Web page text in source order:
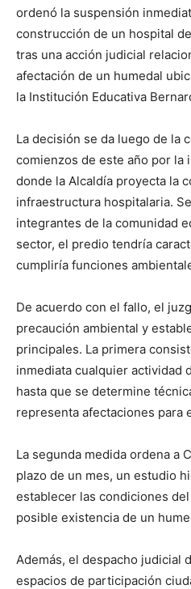
ordenó la suspensión
construcción de un hospital
tras una acción judicial
afectación de un humedal
la Institución Educativa
La decisión se da luego de la
comienzos de este año por
donde la Alcaldía proyecta la
infraestructura hospitalaria.
integrantes de la comunidad
sector, el predio tendría
cumpliría funciones
De acuerdo con el fallo, el
precaución ambiental y
principales. La primera
inmediata cualquier actividad
hasta que se determine
representa afectaciones para
La segunda medida ordena a
plazo de un mes, un estudio
establecer las condiciones
posible existencia de un
Además, el despacho judicial
espacios de participación